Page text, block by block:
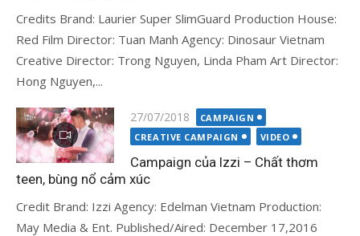
Credits Brand: Laurier Super SlimGuard Production House:
Red Film Director: Tuan Manh Agency: Dinosaur Vietnam
Creative Director: Trong Nguyen, Linda Pham Art Director:
Hong Nguyen,...
Đăng
vào
27/07/2018
CAMPAIGN
CREATIVE CAMPAIGN
VIDEO
Campaign của Izzi – Chất thơm
teen, bùng nổ cảm xúc
Credit Brand: Izzi Agency: Edelman Vietnam Production:
May Media & Ent. Published/Aired: December 17,2016